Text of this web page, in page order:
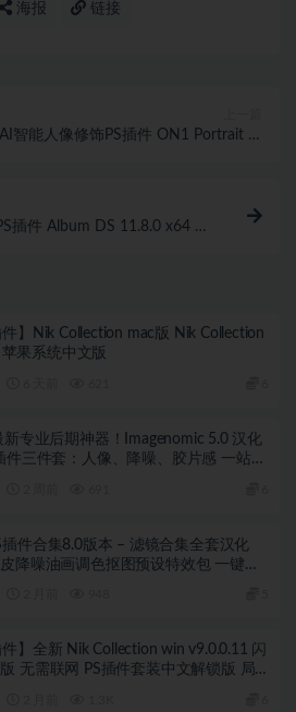
海报 链接
AI智能人像修饰PS插件 ON1 Portrait AI
插件 Album DS 11.8.0 x64 汉
件】Nik Collection mac版 Nik Collection
果系统中文版
新专业后期神器！Imagenomic 5.0 汉化
件三件套：人像、降噪、胶片感 一站式
插件合集8.0版本 – 滤镜合集全套汉化
皮降噪油画调色抠图预设特效包 一键安
件】全新 Nik Collection win v9.0.0.11 闪
PS插件套装中文解锁版 局